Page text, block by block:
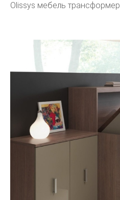
Olissys мебель трансформер